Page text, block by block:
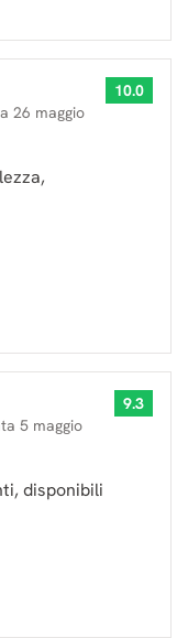
26 maggio
10.0
5 maggio
9.3
disponibili